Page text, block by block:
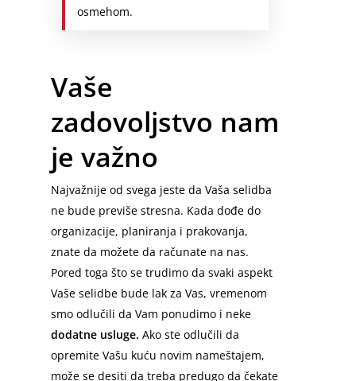
osmehom.
Vaše
zadovoljstvo nam
je važno
Najvažnije od svega jeste da Vaša selidba
ne bude previše stresna. Kada dođe do
organizacije, planiranja i prakovanja,
znate da možete da računate na nas.
Pored toga što se trudimo da svaki aspekt
Vaše selidbe bude lak za Vas, vremenom
smo odlučili da Vam ponudimo i neke
dodatne usluge. Ako ste odlučili da
opremite Vašu kuću novim nameštajem,
može se desiti da treba predugo da čekate